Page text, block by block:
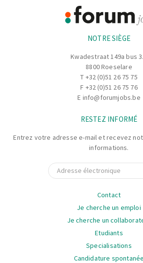
Collaborer avec le responsable
suivi précis des interventions
NOTRE SIÈGE
Kwadestraat 149a bus
8800 Roeselare
T +32 (0)51 26 75 75
F +32 (0)51 26 75 76
E info@forumjobs.be
RESTEZ INFORMÉ
Entrez votre adresse e-mail et recevez
informations.
E-mail
Contact
Je cherche un emploi
Je cherche un
Etudiants
Specialisations
Candidature spontanée